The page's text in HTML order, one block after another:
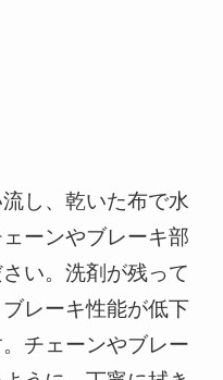
し、乾いた布で水
ーンやブレーキ部
い。洗剤が残って
レーキ性能が低下
チェーンやブレー